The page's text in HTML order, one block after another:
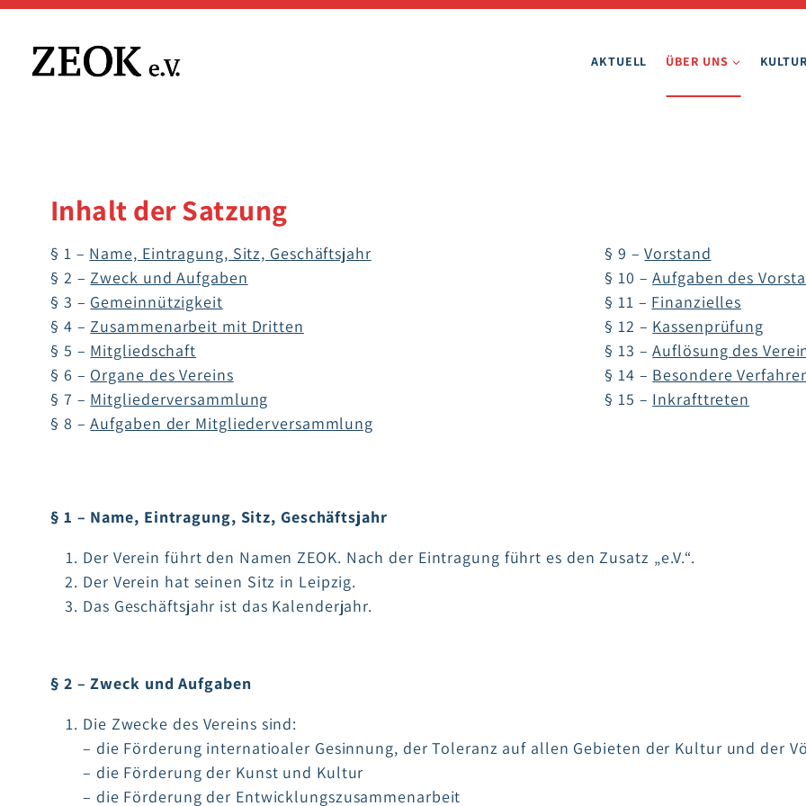
Zum
springen
AKTUELL ÜBER UNS
Inhalt der Satzung
§ 1 – Name, Eintragung, Sitz, Geschäftsjahr
§ 2 –Zweck und Aufgaben
§ 3 – Gemeinnützigkeit
§ 4 –Zusammenarbeit mit Dritten
§ 5 – Mitgliedschaft
§ 6 – Organe des Vereins
§ 7 – Mitgliederversammlung
§ 8 –Aufgaben der Mitgliederversammlung
§ 9 –Vorstand
§ 10 –Aufgaben des
§ 11 – Finanzielles
§ 12 – Kassenprüfung
§ 13 –Auflösung des
§ 14 – Besondere
§ 15 – Inkrafttreten
§ 1 – Name, Eintragung, Sitz, Geschäftsjahr
Der Verein führt den Namen ZEOK. Nach der Eintragung führt es den Zusatz „e.V.“.
Der Verein hat seinen Sitz in Leipzig.
Das Geschäftsjahr ist das Kalenderjahr.
§ 2 – Zweck und Aufgaben
Die Zwecke des Vereins sind:
– die Förderung internatioaler Gesinnung, der Toleranz auf allen Gebieten der Kultur und der
– die Förderung der Kunst und Kultur
– die Förderung der Entwicklungszusammenarbeit